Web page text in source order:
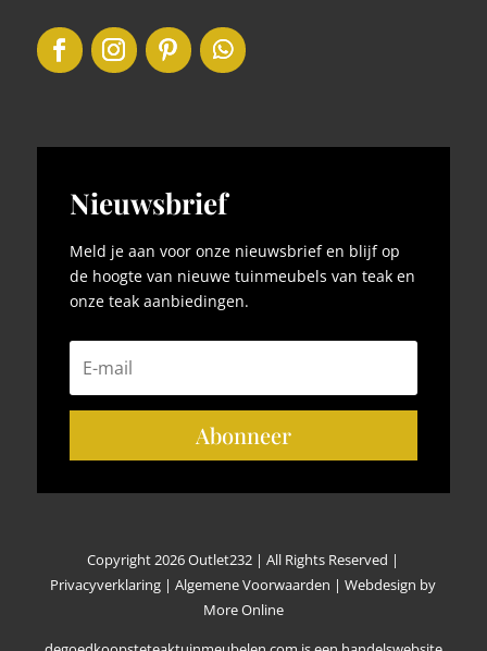
Nieuwsbrief
Meld je aan voor onze nieuwsbrief en blijf op
de hoogte van nieuwe tuinmeubels van teak en
onze teak aanbiedingen.
Abonneer
Copyright 2026 Outlet232 | All Rights Reserved |
Privacyverklaring |Algemene Voorwaarden |Webdesign by
More Online